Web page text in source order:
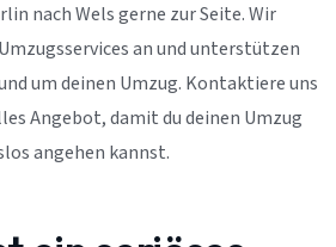
nach Wels gerne zur Seite. Wir
an und unterstützen
um deinen Umzug. Kontaktiere uns
Angebot, damit du deinen Umzug
angehen kannst.